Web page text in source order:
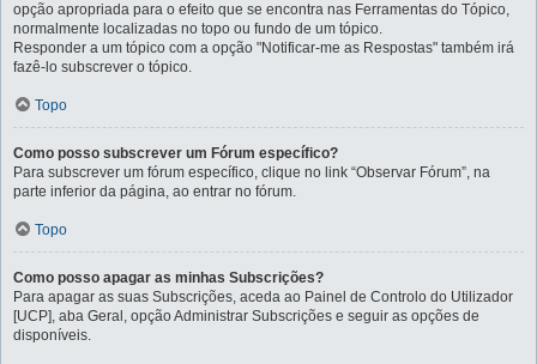
opção apropriada para o efeito que se encontra nas Ferramentas do Tópico,
normalmente localizadas no topo ou fundo de um tópico.
Responder a um tópico com a opção "Notificar-me as Respostas" também irá
fazê-lo subscrever o tópico.
Topo
Como posso subscrever um Fórum específico?
Para subscrever um fórum específico, clique no link “Observar Fórum”, na
parte inferior da página, ao entrar no fórum.
Topo
Como posso apagar as minhas Subscrições?
Para apagar as suas Subscrições, aceda ao Painel de Controlo do Utilizador
[UCP], aba Geral, opção Administrar Subscrições e seguir as opções de
disponíveis.